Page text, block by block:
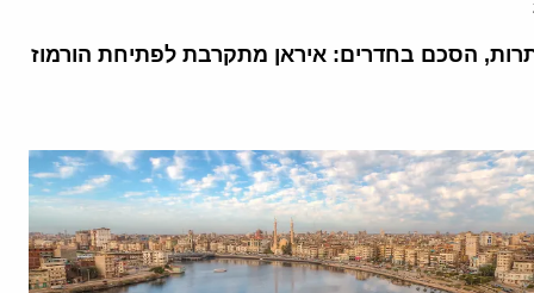
הסכם בחדרים: איראן מתקרבת לפתיחת הורמוז